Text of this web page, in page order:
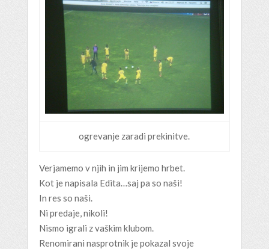
ogrevanje zaradi prekinitve.
Verjamemo v njih in jim krijemo hrbet.
Kot je napisala Edita…saj pa so naši!
In res so naši.
Ni predaje, nikoli!
Nismo igrali z vaškim klubom.
Renomirani nasprotnik je pokazal svoje